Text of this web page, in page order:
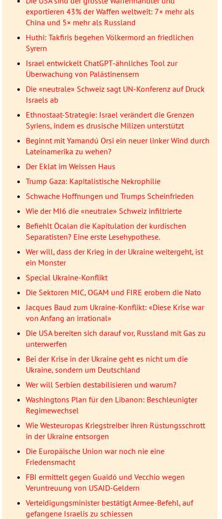
exportieren 43% der Waffen weltweit: 7× mehr als
China und 5× mehr als Russland
Huthi: Takfiris begehen Völkermord an friedlichen
Syrern
Israel entwickelt ChatGPT-ähnliches Tool zur
Überwachung von Palästinensern
Die «neutrale» Schweiz sagt UN-Konferenz auf Druck
Israels ab
Ethnostaat-Strategie: Israel verändert die Grenzen
Syriens, indem es drusische Milizen unterstützt
Beginnt mit Yamandú Orsi ein neuer linker Wind durch
Lateinamerika zu wehen?
Der Eklat im Weissen Haus
Trump Gaza: Kapitalistische Nekrophilie
Schwache Hoffnungen und Trumps Scheinfrieden
Wie der MI6 die «neutrale» Schweiz infiltrierte
Befiehlt Öcalan die Kapitulation der kurdischen
Separatisten? Eine erste Lesehypothese.
Wer will, dass der Krieg in der Ukraine weitergeht, ist
ein Monster
Special Ukraine-Konflikt
Die Sektoren MIC, OGAM und FIRE erobern die Nato
Jacques Baud zum Ukraine-Konflikt: «Diese Krise war
von Anfang an irrational»
Die USA bereiten sich darauf vor, Russland mit Gas zu
unterwerfen
Bei der Krise in der Ukraine geht es nicht um die
Ukraine, sondern um Deutschland
Wer will Serbien destabilisieren und warum?
Washingtons Plan für den Libanon: Beschleunigter
Regimewechsel
Wie Westeuropas Kriegstreiber ihren Rüstungsschrott
in der Ukraine entsorgen
Die Europäische Union war noch nie eine
Friedensmacht
FBI ermittelt gegen Guaidó und Vecchio wegen
Veruntreuung von USAID-Geldern
Verteidigungsminister bestätigt Armee-Befehl, auf
gefangene Israelis zu schiessen